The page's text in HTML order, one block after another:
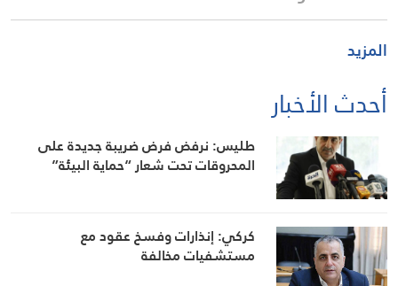
المزيد
أحدث الأخبار
طليس: نرفض فرض ضريبة جديدة على
المحروقات تحت شعار “حماية البيئة”
كركي: إنذارات وفسخ عقود مع
مستشفيات مخالفة